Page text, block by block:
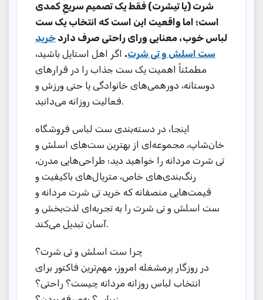
شرت (یا تیشرت) فقط یک تصمیم سریعِ کمدی
است؛ اما واقعیت این است که انتخاب یک ست
لباس خوب، معنایی ورای راحتی صرف دارد خرید
ست اسلش و تی شرت. اگر اهل استایل باشید،
مطمئناً اهمیت یک ست جذاب را در قرارهای
دوستانه، دورهمی‌های خانوادگی یا حتی ورزش و
فعالیت روزانه می‌دانید.
اینجا، در دسته‌بندی ست لباس فروشگاه
خان‌شاپ، مجموعه‌ای از بهترین ست‌های اسلش و
تی شرت مردانه را خواهید دید؛ طراحی‌هایی مدرن،
رنگ‌بندی‌های خاص، متریال‌های باکیفیت و
قیمت‌هایی منصفانه که خرید تی شرت مردانه و
ست اسلش و تی شرت را به تجربه‌ای لذت‌بخش و
آسان تبدیل می‌کند.
چرا ست اسلش و تی شرت؟
در روزگار پرمشغله امروز، مهم‌ترین فاکتور برای
انتخاب لباس روزانه مردانه چیست؟ راحتی؟